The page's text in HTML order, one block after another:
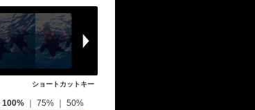
ショートカットキー
100% 75% 50%